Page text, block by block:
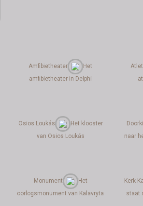
Amfibietheater
Het
amfibietheater in Delphi
Osios Loukás
Het klooster
van Osios Loukás
naar
Monument
Het
oorlogsmonument van Kalavryta
Kerk
staat